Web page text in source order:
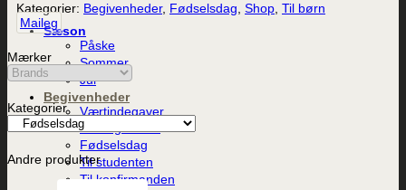
Sæson
Påske
Sommer
Jul
Begivenheder
Værtindegaver
Dåb og barsel
Fødselsdag
Til studenten
Til konfirmanden
Kategorier: Begivenheder, Fødselsdag Shop Til børn
Maileg
Mærker
Kategorier
Andre produkter